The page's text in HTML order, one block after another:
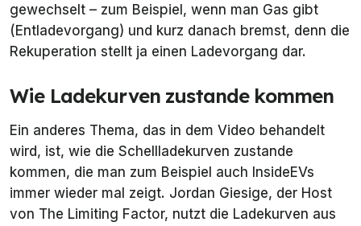
gewechselt – zum Beispiel, wenn man Gas gibt
(Entladevorgang) und kurz danach bremst, denn die
Rekuperation stellt ja einen Ladevorgang dar.
Wie Ladekurven zustande kommen
Ein anderes Thema, das in dem Video behandelt
wird, ist, wie die Schellladekurven zustande
kommen, die man zum Beispiel auch InsideEVs
immer wieder mal zeigt. Jordan Giesige, der Host
von The Limiting Factor, nutzt die Ladekurven aus